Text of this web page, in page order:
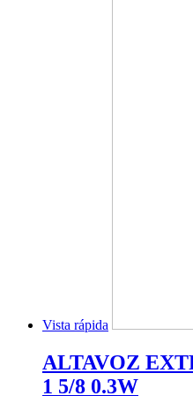
Vista rápida
ALTAVOZ
1 5/8 0.3W